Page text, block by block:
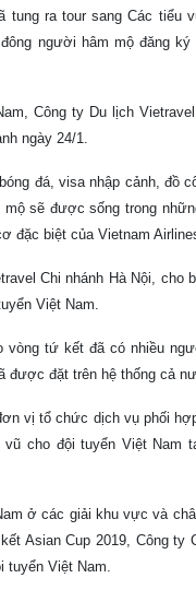
tung ra tour sang Các tiểu
người hâm mộ đăng ký
Công ty Du lịch
ngày 24/1.
đá, visa nhập cảnh, đồ
sẽ được sống trong
đặc biệt của Vietnam
Chi nhánh Hà Nội, cho
Việt Nam.
vòng tứ kết đã có nhiều
được đặt trên hệ thống cả
vị tổ chức dịch vụ phối
cho đội tuyển Việt Nam
ở các giải khu vực và
Asian Cup 2019, Công ty
tuyển Việt Nam.